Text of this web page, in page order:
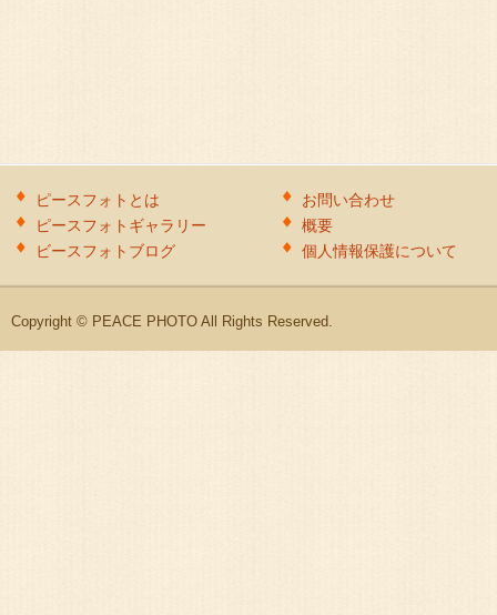
ピースフォトとは
ピースフォトギャラリー
ビースフォトブログ
お問い合わせ
概要
個人情報保護について
Copyright © PEACE PHOTO All Rights Reserved.